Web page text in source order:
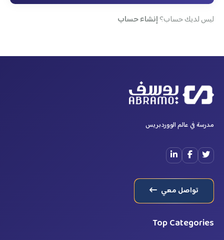
ليس لديك حساب؟إنشاء حساب
مدرسة في عالم الووردبريس
تواصل معي
Top Categories